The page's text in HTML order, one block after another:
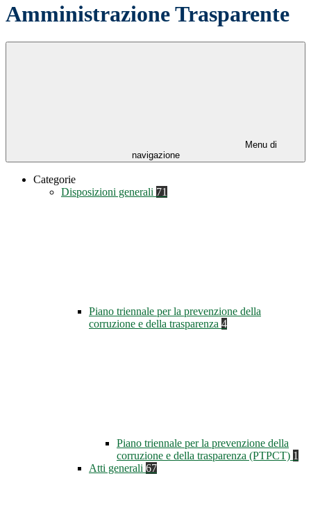
Amministrazione Trasparente
Menu di
navigazione
Categorie
Disposizioni generali 71
Piano triennale per la prevenzione della
corruzione e della trasparenza 4
Piano triennale per la prevenzione della
corruzione e della trasparenza (PTPCT) 1
Atti generali 67